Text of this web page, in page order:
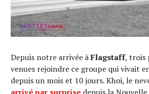
Depuis notre arrivée àFlagstaff, trois
venues rejoindre ce groupe qui vivait
depuis un mois et 10 jours. Khoi, le